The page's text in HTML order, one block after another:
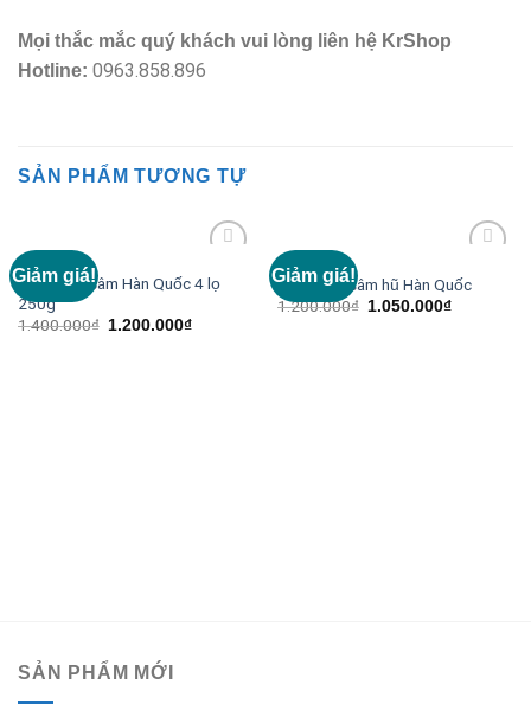
Mọi thắc mắc quý khách vui lòng liên hệ KrShop
Hotline: 0963.858.896
SẢN PHẨM TƯƠNG TỰ
Giảm giá!
Add to
Wishlist
NHÂN SÂM
Cao hồng sâm Hàn Quốc 4 lọ
250g
1.400.000₫ 1.200.000₫
Giảm giá!
Add to
Wishlist
NHÂN SÂM
Cao hồng sâm hũ Hàn Quốc
1.200.000₫ 1.050.000₫
SẢN PHẨM MỚI